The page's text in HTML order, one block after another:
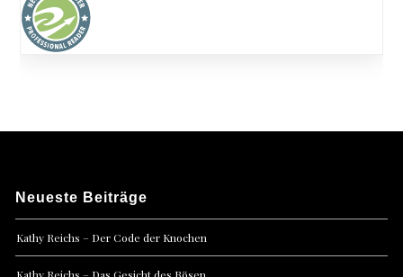
Neueste Beiträge
Kathy Reichs – Der Code der Knochen